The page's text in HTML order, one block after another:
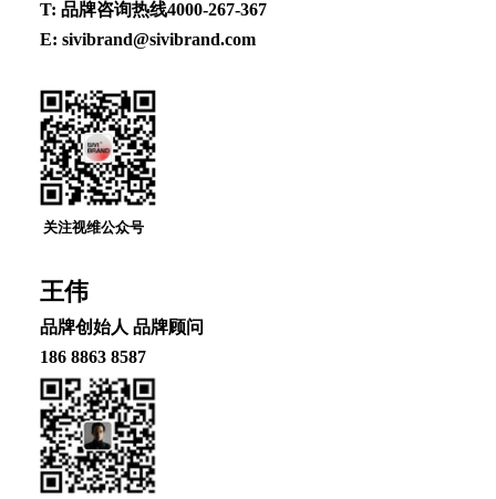
T: 品牌咨询热线4000-267-367
E: sivibrand@sivibrand.com
关注视维公众号
王伟
品牌创始⼈ 品牌顾问
186 8863 8587